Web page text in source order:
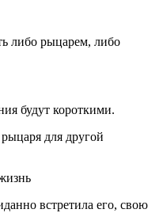
либо рыцарем, либо
будут короткими.
для другой
встретила его, свою